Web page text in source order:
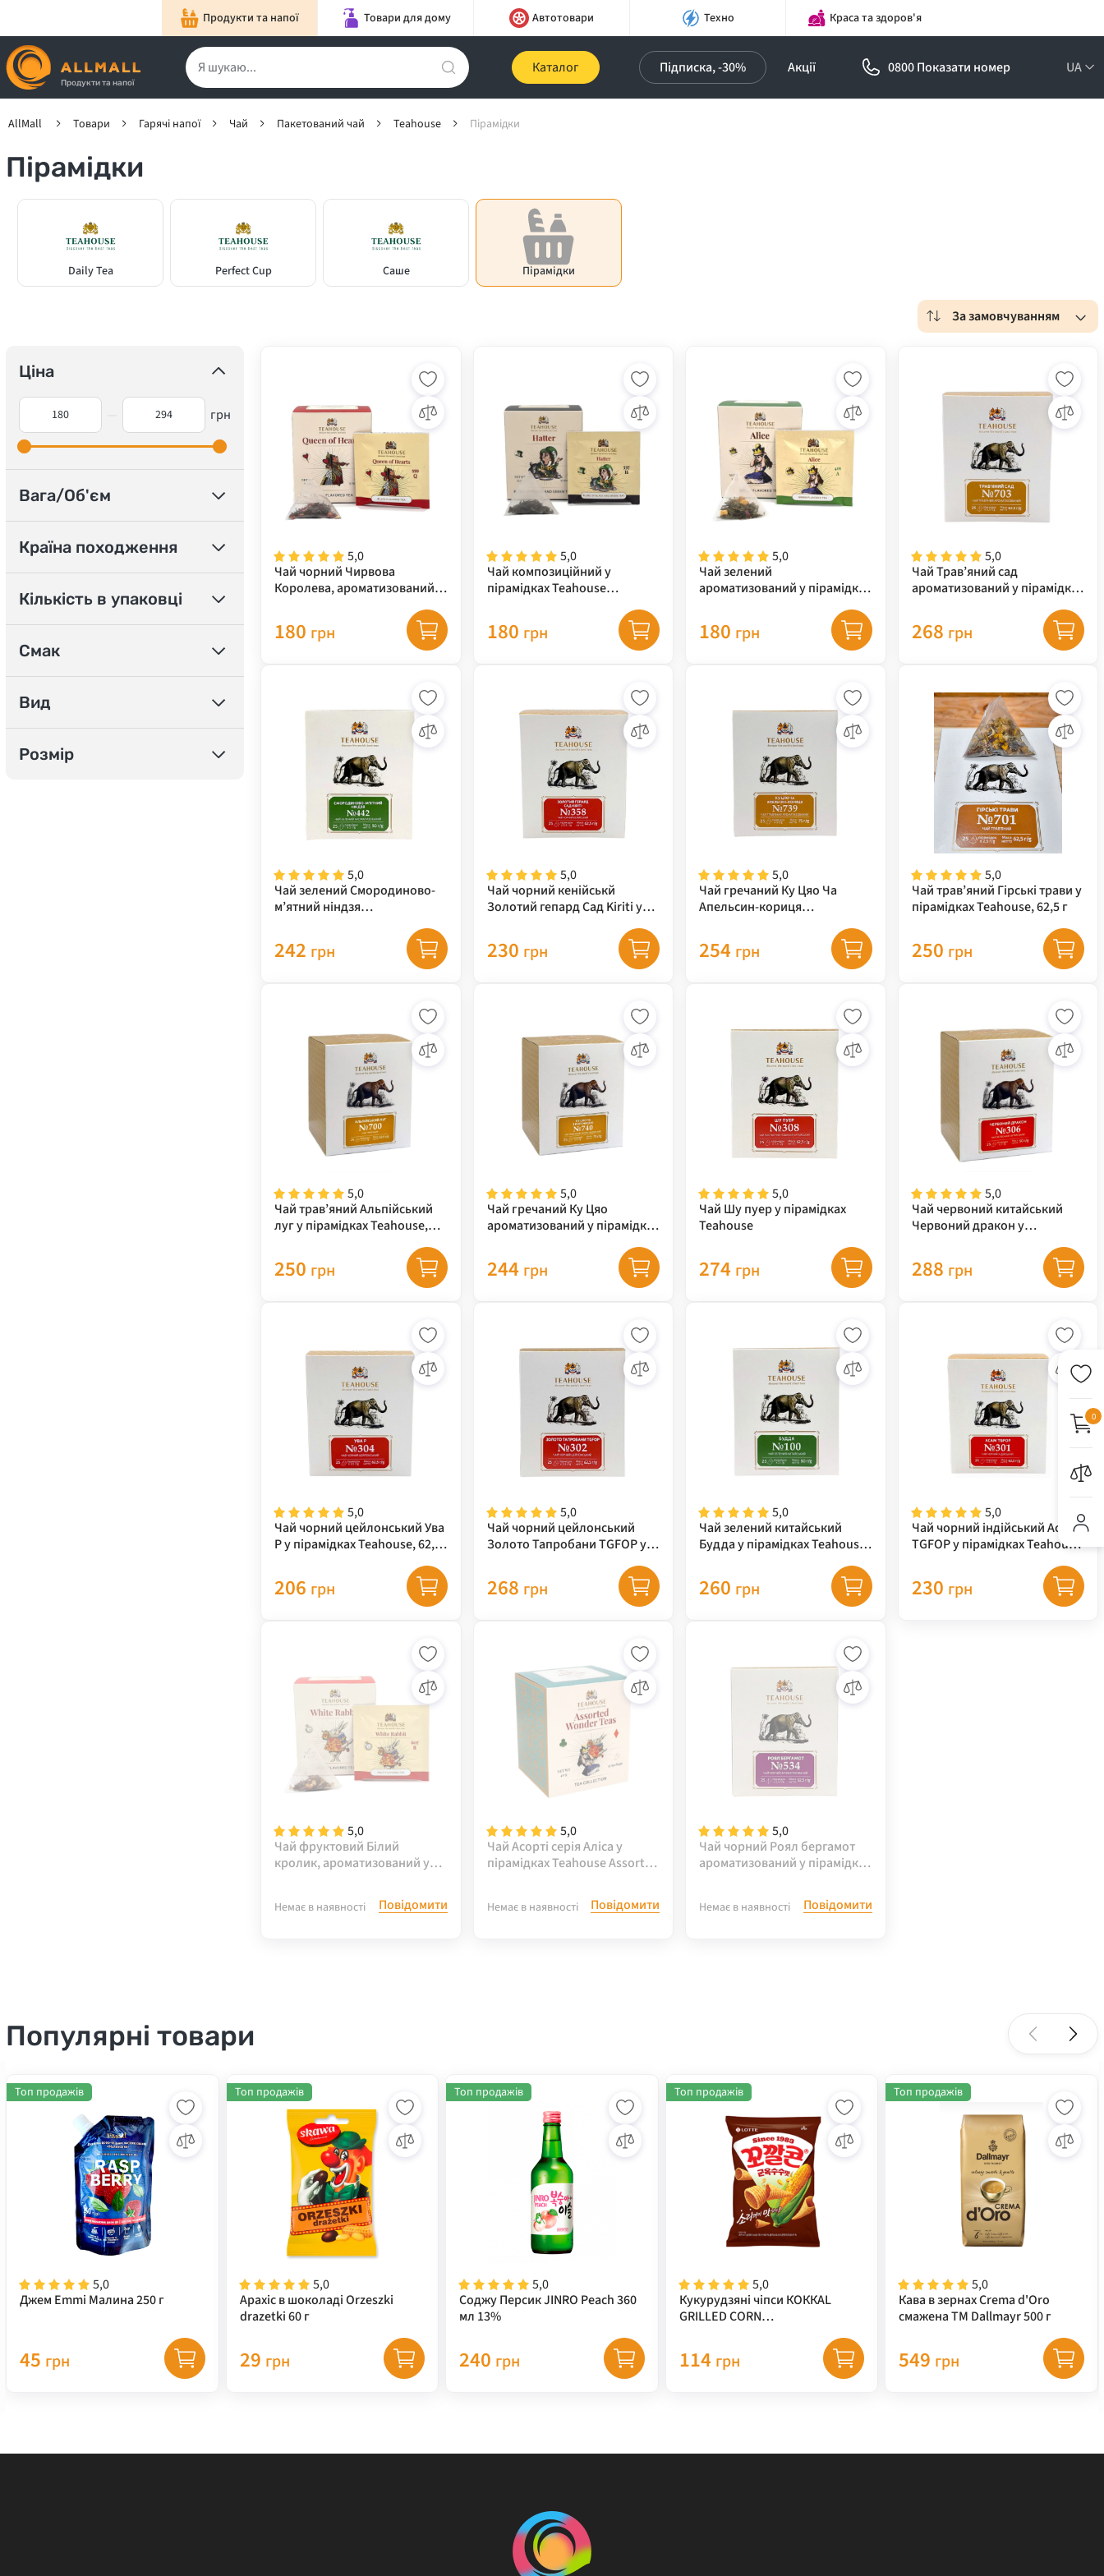
Продукти та напої Товари для дому Автотовари Техно Краса та здоров'я
Продукти та напої
Каталог Підписка, -30% Акції 0800 Показати номер UA
0
AllMall Товари Гарячі напої Чай Пакетований чай Teahouse Пірамідки
Пірамідки
Daily Tea Perfect Cup Саше Пірамідки
За замовчуванням
Ціна
грн
Вага/Об'єм
Країна походження
Кількість в упаковці
Смак
Вид
Розмір
5,0
Чай чорний Чирвова
Королева, ароматизований у
180 грн
5,0
Чай композиційний у
пірамідках Teahouse
180 грн
5,0
Чай зелений
ароматизований у пірамідках
180 грн
5,0
Чай Трав’яний сад
ароматизований у пірамідках
268 грн
5,0
Чай зелений Смородиново-
м’ятний ніндзя
Teahouse, 50 г
242 грн
5,0
Чай чорний кенійськй
Золотий гепард Сад Kiriti у
230 грн
5,0
Чай гречаний Ку Цяо Ча
Апельсин-кориця
Teahouse, 75 г
254 грн
5,0
Чай трав’яний Гірські трави у
пірамідках Teahouse, 62,5 г
250 грн
5,0
Чай трав’яний Альпійський
луг у пірамідках Teahouse,
250 грн
5,0
Чай гречаний Ку Цяо
ароматизований у пірамідках
244 грн
5,0
Чай Шу пуер у пірамідках
Teahouse
274 грн
5,0
Чай червоний китайський
Червоний дракон у
288 грн
5,0
Чай чорний цейлонський Ува
P у пірамідках Teahouse, 62,5
206 грн
5,0
Чай чорний цейлонський
Золото Тапробани TGFOP у
268 грн
5,0
Чай зелений китайський
Будда у пірамідках Teahouse,
260 грн
5,0
Чай чорний індійський Асам
TGFOP у пірамідках Teahouse,
230 грн
5,0
Чай фруктовий Білий
кролик, ароматизований у
Немає в наявності Повідомити
5,0
Чай Асорті серія Аліса у
пірамідках Teahouse Assorted
Немає в наявності Повідомити
5,0
Чай чорний Роял бергамот
ароматизований у пірамідках
Немає в наявності Повідомити
Популярні товари
5,0
Джем Emmi Малина 250 г
Топ продажів
45 грн
5,0
Арахіс в шоколаді Orzeszki
drazetki 60 г
Топ продажів
29 грн
5,0
Соджу Персик JINRO Peach 360
мл 13%
Топ продажів
240 грн
5,0
Кукурудзяні чіпси КОККАL
GRILLED CORN
67 г
Топ продажів
114 грн
5,0
Кава в зернах Crema d'Oro
смажена ТМ Dallmayr 500 г
Топ продажів
549 грн